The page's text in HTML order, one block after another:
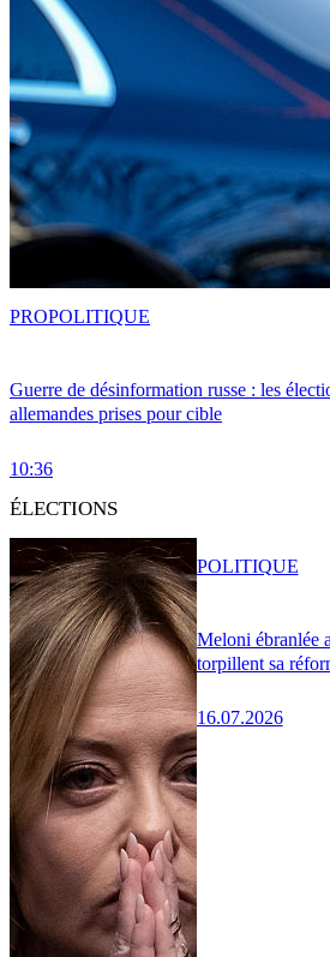
Guerre de désinformation russe : les
allemandes prises pour cible
10:36
PROPOLITIQUE
ÉLECTIONS
Meloni ébranlée
torpillent sa
16.07.2026
POLITIQUE